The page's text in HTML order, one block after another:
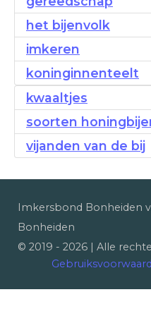
het bijenvolk
imkeren
koninginnenteelt
kwaaltjes
soorten
vijanden van de bij
Imkersbond Bonheiden
Bonheiden
© 2019 - 2026 | Alle